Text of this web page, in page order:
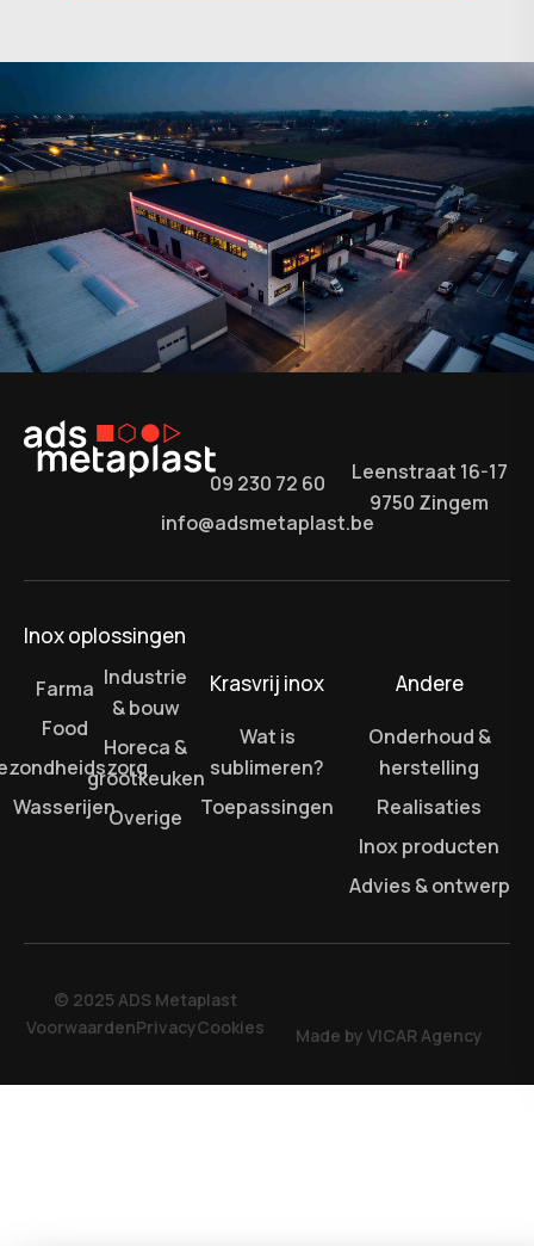
09 230 72 60
info@adsmetaplast.be
Leenstraat 16-17
9750 Zingem
Inox oplossingen
Farma
Food
Wasserijen
Industrie
& bouw
Horeca &
grootkeuken
Overige
Krasvrij inox
Wat is
sublimeren?
Toepassingen
Andere
Onderhoud &
herstelling
Realisaties
Inox producten
Advies & ontwerp
© 2025 ADS Metaplast
VoorwaardenPrivacyCookies Made by VICAR Agency